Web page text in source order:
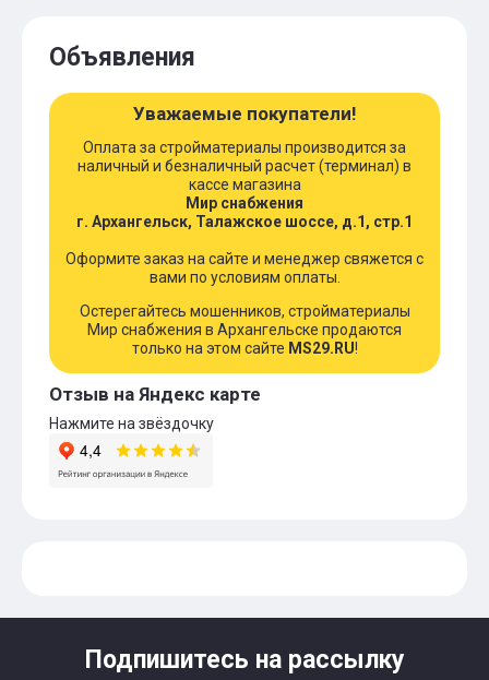
Объявления
Уважаемые покупатели!
Оплата за стройматериалы производится за
наличный и безналичный расчет (терминал) в
кассе магазина
Мир снабжения
г. Архангельск, Талажское шоссе, д.1, стр.1
Оформите заказ на сайте и менеджер свяжется с
вами по условиям оплаты.
Остерегайтесь мошенников, стройматериалы
Мир снабжения в Архангельске продаются
только на этом сайте MS29.RU!
Отзыв на Яндекс карте
Нажмите на звёздочку
Подпишитесь на рассылку